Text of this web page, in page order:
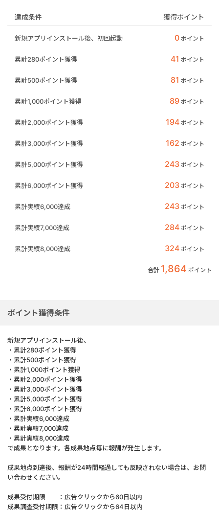
達成条件 獲得ポイント
新規アプリインストール後、初回起動 0 ポイント
累計280ポイント獲得 41 ポイント
累計500ポイント獲得 81 ポイント
累計1,000ポイント獲得 89 ポイント
累計2,000ポイント獲得 194 ポイント
累計3,000ポイント獲得 162 ポイント
累計5,000ポイント獲得 243 ポイント
累計6,000ポイント獲得 203 ポイント
累計実績6,000達成 243 ポイント
累計実績7,000達成 284 ポイント
累計実績8,000達成 324 ポイント
合計 1,864 ポイント
ポイント獲得条件
新規アプリインストール後、
・累計280ポイント獲得
・累計500ポイント獲得
・累計1,000ポイント獲得
・累計2,000ポイント獲得
・累計3,000ポイント獲得
・累計5,000ポイント獲得
・累計6,000ポイント獲得
・累計実績6,000達成
・累計実績7,000達成
・累計実績8,000達成
で成果となります。各成果地点毎に報酬が発生します。
成果地点到達後、報酬が24時間経過しても反映されない場合は、お問
い合わせください。
成果受付期限 ：広告クリックから60日以内
成果調査受付期限：広告クリックから64日以内